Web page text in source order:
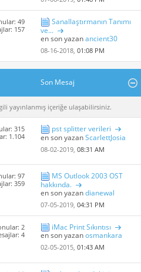
49
157
Sanallaştırmanın Tanımı
ve...
en son yazanancient30
08-16-2018, 01:08 PM
Son Mesaj
yayınlanmış içeriğe ulaşabilirsiniz.
315
1.104
pst splitter verileri
en son yazanScarlettJosia
08-02-2019, 08:31 AM
97
359
MS Outlook 2003 OST
hakkında.
en son yazandianewal
07-05-2019, 04:31 PM
2
4
iMac Print Sıkıntısı
en son yazanosmankara
02-05-2015, 01:43 AM